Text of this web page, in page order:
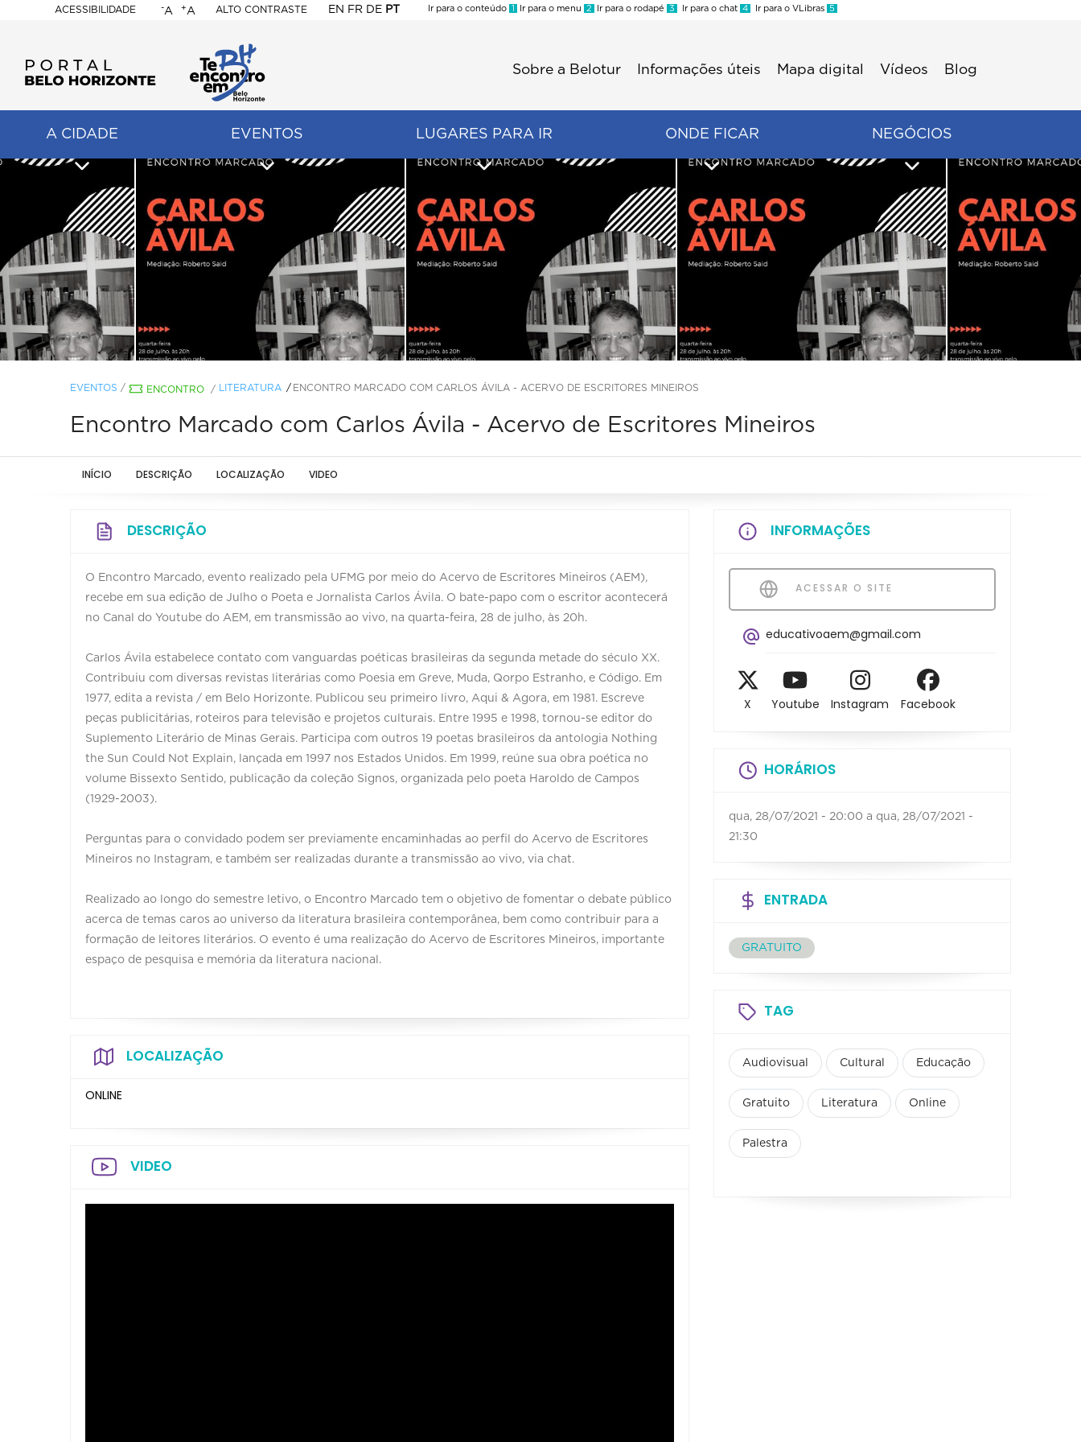
ACESSIBILIDADE
BELO
HORIZONTE
-A +A ALTO CONTRASTE EN FR DE PT
Ir para o conteúdo 1 Ir para o menu 2 Ir para o rodapé 3 Ir para o chat 4 Ir para o VLibras 5
Sobre a Belotur Informações úteis Mapa digital Vídeos Blog
A CIDADE EVENTOS LUGARES PARA IR ONDE FICAR NEGÓCIOS
EVENTOS / ENCONTRO / LITERATURA ENCONTRO MARCADO COM CARLOS ÁVILA - ACERVO DE ESCRITORES MINEIROS
Encontro Marcado com Carlos Ávila - Acervo de Escritores Mineiros
INÍCIO DESCRIÇÃO LOCALIZAÇÃO VIDEO
DESCRIÇÃO
O Encontro Marcado, evento realizado pela UFMG por meio do Acervo de Escritores Mineiros (AEM),
recebe em sua edição de Julho o Poeta e Jornalista Carlos Ávila. O bate-papo com o escritor acontecerá
no Canal do Youtube do AEM, em transmissão ao vivo, na quarta-feira, 28 de julho, às 20h.
Carlos Ávila estabelece contato com vanguardas poéticas brasileiras da segunda metade do século XX.
Contribuiu com diversas revistas literárias como Poesia em Greve, Muda, Qorpo Estranho, e Código. Em
1977, edita a revista / em Belo Horizonte. Publicou seu primeiro livro, Aqui & Agora, em 1981. Escreve
peças publicitárias, roteiros para televisão e projetos culturais. Entre 1995 e 1998, tornou-se editor do
Suplemento Literário de Minas Gerais. Participa com outros 19 poetas brasileiros da antologia Nothing
the Sun Could Not Explain, lançada em 1997 nos Estados Unidos. Em 1999, reúne sua obra poética no
volume Bissexto Sentido, publicação da coleção Signos, organizada pelo poeta Haroldo de Campos
(1929-2003).
Perguntas para o convidado podem ser previamente encaminhadas ao perfil do Acervo de Escritores
Mineiros no Instagram, e também ser realizadas durante a transmissão ao vivo, via chat.
Realizado ao longo do semestre letivo, o Encontro Marcado tem o objetivo de fomentar o debate público
acerca de temas caros ao universo da literatura brasileira contemporânea, bem como contribuir para a
formação de leitores literários. O evento é uma realização do Acervo de Escritores Mineiros, importante
espaço de pesquisa e memória da literatura nacional.
LOCALIZAÇÃO
ONLINE
VIDEO
INFORMAÇÕES
ACESSAR O SITE
educativoaem@gmail.com
X Youtube Instagram Facebook
HORÁRIOS
qua, 28/07/2021 - 20:00 a qua, 28/07/2021 -
21:30
ENTRADA
GRATUITO
TAG
Audiovisual Cultural Educação
Gratuito Literatura Online
Palestra